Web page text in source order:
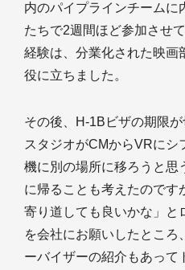
内のパイプラインチームに
たちで2週間ほど参加させ
経験は、分業化された映画
役に立ちました。
その後、H-1Bビザの期限
スタジオがCMからVRにシ
機に別の場所に移ろうと思
に帰ることも考えたのです
寄り道しても良いかな」と
を会社にお願いしたとこ
ーバイザーの紹介もあって